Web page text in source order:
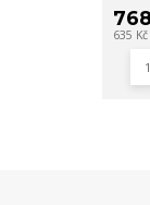
635 Kč